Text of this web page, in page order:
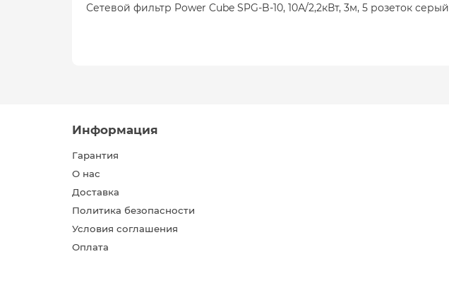
Сетевой фильтр Power Cube SPG-B-10, 10А/2,2кВт, 3м, 5 розеток серый
Информация
Гарантия
О нас
Доставка
Политика безопасности
Условия соглашения
Оплата